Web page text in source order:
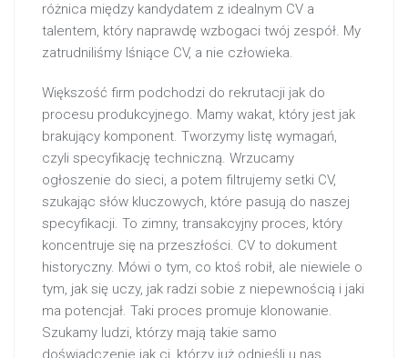
różnica między kandydatem z idealnym CV a
talentem, który naprawdę wzbogaci twój zespół. My
zatrudniliśmy lśniące CV, a nie człowieka.
Większość firm podchodzi do rekrutacji jak do
procesu produkcyjnego. Mamy wakat, który jest jak
brakujący komponent. Tworzymy listę wymagań,
czyli specyfikację techniczną. Wrzucamy
ogłoszenie do sieci, a potem filtrujemy setki CV,
szukając słów kluczowych, które pasują do naszej
specyfikacji. To zimny, transakcyjny proces, który
koncentruje się na przeszłości. CV to dokument
historyczny. Mówi o tym, co ktoś robił, ale niewiele o
tym, jak się uczy, jak radzi sobie z niepewnością i jaki
ma potencjał. Taki proces promuje klonowanie.
Szukamy ludzi, którzy mają takie samo
doświadczenie jak ci, którzy już odnieśli u nas